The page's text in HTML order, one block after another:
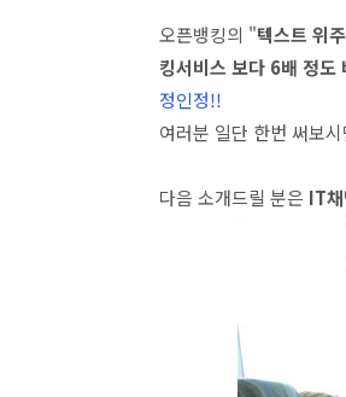
오픈뱅킹의 "텍스트 위
킹서비스 보다 6배 정도
정인정!!
여러분 일단 한번 써보
다음 소개드릴 분은 IT